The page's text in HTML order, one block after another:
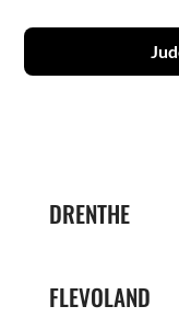
DRENTHE
FLEVOLAND